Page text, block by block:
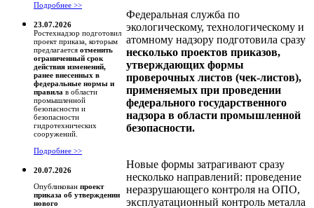
Подробнее >>
23.07.2026
Ростехнадзор подготовил
проект приказа, которым
предлагается отменить
ограниченный срок
действия изменений,
ранее внесенных в
федеральные нормы и
правила в области
промышленной
безопасности и
безопасности
гидротехнических
сооружений.
Подробнее >>
20.07.2026
Опубликован проект
приказа об утверждении
нового
Федеральная служба по
экологическому, технологическому и
атомному надзору подготовила сразу
несколько проектов приказов,
утверждающих формы
проверочных листов (чек-листов),
применяемых при проведении
федерального государственного
надзора в области промышленной
безопасности.
Новые формы затрагивают сразу
несколько направлений: проведение
неразрушающего контроля на ОПО,
эксплуатационный контроль металла